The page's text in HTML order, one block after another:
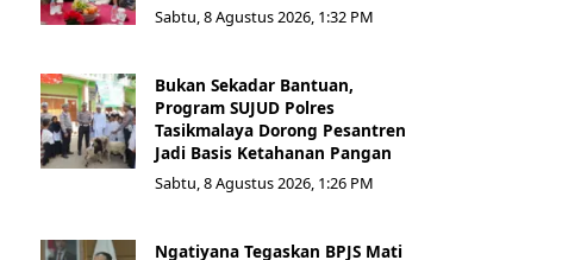
Sabtu, 8 Agustus 2026, 1:32 PM
Bukan Sekadar Bantuan,
Program SUJUD Polres
Tasikmalaya Dorong Pesantren
Jadi Basis Ketahanan Pangan
Sabtu, 8 Agustus 2026, 1:26 PM
Ngatiyana Tegaskan BPJS Mati